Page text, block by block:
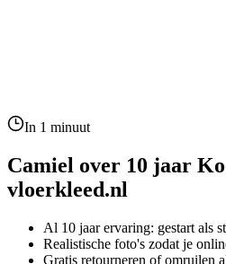
In 1 minuut
Camiel over 10 jaar
vloerkleed.nl
Al 10 jaar ervaring: gestart als
Realistische foto's zodat je
Gratis retourneren of omruilen